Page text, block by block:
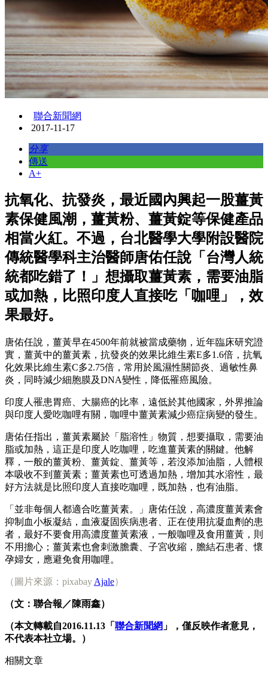
聯合新聞網
2017-11-17
分享
傳送
A+
抗氧化、抗發炎，最近國內興起一股薑黃
素保健風潮，薑黃粉、薑黃錠等保健產品
相當火紅。不過，台北醫學大學附設醫院
傳統醫學科主治醫師唐佑任說「台灣人統
統都吃錯了！」想攝取薑黃素，需要油脂
或加熱，比照印度人直接吃「咖哩」，效
果最好。
唐佑任說，薑黃早在4500年前就被當成藥物，近年臨床研究證
實，薑黃中的薑黃素，抗發炎的效果比維生素E多1.6倍，抗氧
化效果比維生素C多2.75倍，常用於風濕性關節炎、過敏性鼻
炎，同時減少細胞膜及DNA變性，降低罹癌風險。
印度人罹患胃癌、大腸癌的比率，遠低於其他國家，外界推論
與印度人愛吃咖哩有關，咖哩中薑黃素減少癌症病變的發生。
唐佑任指出，薑黃素屬於「脂溶性」物質，想要攝取，需要油
脂或加熱，這正是印度人吃咖哩，吃進薑黃素的關鍵。他解
釋，一般的薑黃粉、薑黃錠、薑黃等，若沒添加油脂，人體根
本吸收不到薑黃素；薑黃素也可透過加熱，增加其水溶性，最
好方法就是比照印度人直接吃咖哩，既加熱，也有油脂。
「並非每個人都適合吃薑黃素。」唐佑任說，高濃度薑黃素會
抑制血小板凝結，血液凝固疾病患者、正在使用抗凝血劑的患
者，最好不要食用高濃度薑黃素液，一般咖哩及食用薑黃，則
不用擔心；薑黃素也會刺激膽囊、子宮收縮，膽結石患者、懷
孕婦女，應避免食用咖哩。
（圖片來源：pixabay Ajale）
（文：聯合報／陳雨鑫）
（本文轉載自2016.11.13「 聯合新聞網 」，僅反映作者意見，
不代表本社立場。）
相關文章